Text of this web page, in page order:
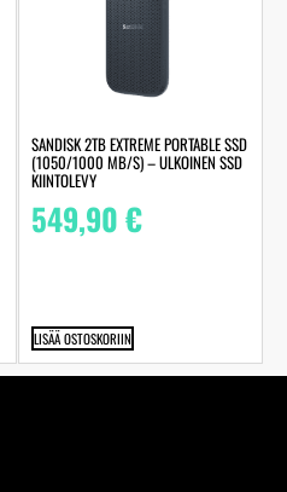
SANDISK 2TB EXTREME PORTABLE SSD
(1050/1000 MB/S) – ULKOINEN SSD
KIINTOLEVY
549,90€
LISÄÄ OSTOSKORIIN